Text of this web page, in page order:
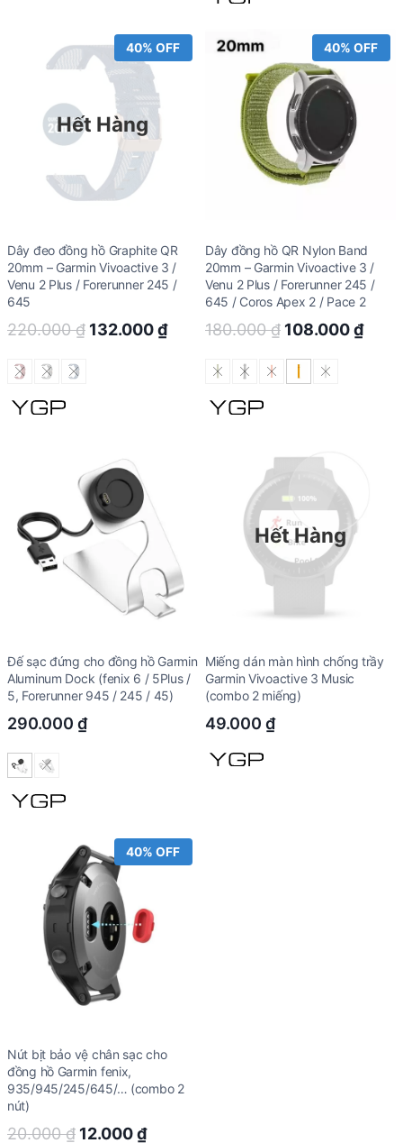
Hết Hàng
40% OFF
Dây đeo đồng hồ Graphite QR
20mm – Garmin Vivoactive 3 /
Venu 2 Plus / Forerunner 245 /
645
220.000₫ Original
132.000₫Current
132.000 ₫.
40% OFF
Dây đồng hồ QR Nylon Band
20mm – Garmin Vivoactive 3 /
Venu 2 Plus / Forerunner 245 /
645 / Coros Apex 2 / Pace 2
180.000₫ Original
was:
108.000₫
Đế sạc đứng cho đồng hồ Garmin
Aluminum Dock (fenix 6 / 5Plus /
5, Forerunner 945 / 245 / 45)
290.000 ₫
Hết Hàng
Miếng dán màn hình chống trầy
Garmin Vivoactive 3 Music
(combo 2 miếng)
49.000 ₫
40% OFF
Nút bịt bảo vệ chân sạc cho
đồng hồ Garmin fenix,
935/945/245/645/… (combo 2
nút)
20.000₫ Original
12.000₫Current